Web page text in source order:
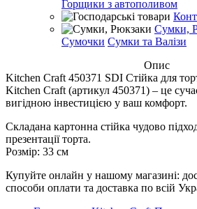
Горщики з автополивом
Сумки,
Сумочки Сумки та Валізи
Опис
Kitchen Craft 450371 SDI Стійка для
Kitchen Craft (артикул 450371) – це
вигідною інвестицією у ваш комфорт.
Складана картонна стійка чудово
презентації торта.
Розмір: 33 см
Купуйте онлайн у нашому магазині:
способи оплати та доставка по всій